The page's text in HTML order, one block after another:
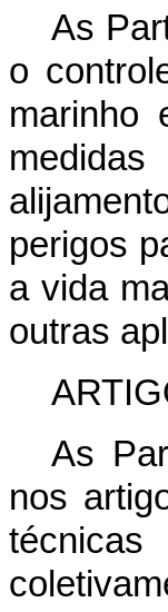
As
o
marinho
perigos
a vida
outras
As
nos